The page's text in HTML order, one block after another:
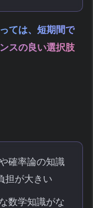
ては、短期間で
スの良い選択肢
確率論の知識
担が大きい
数学知識がな